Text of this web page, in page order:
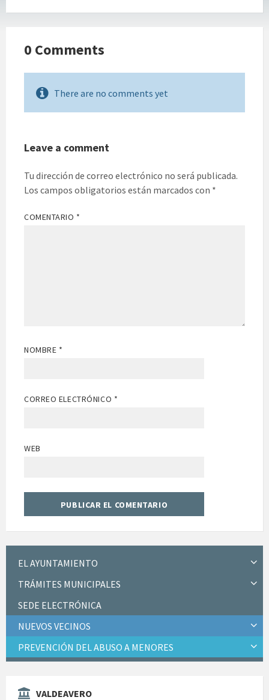
0 Comments
There are no comments yet
Leave a comment
Tu dirección de correo electrónico no será publicada.
Los campos obligatorios están marcados con *
COMENTARIO *
NOMBRE *
CORREO ELECTRÓNICO *
WEB
EL AYUNTAMIENTO
TRÁMITES MUNICIPALES
SEDE ELECTRÓNICA
NUEVOS VECINOS
PREVENCIÓN DEL ABUSO A MENORES
VALDEAVERO